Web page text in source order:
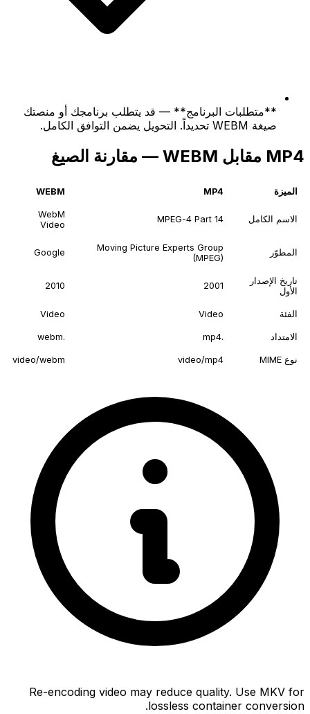
**متطلبات البرنامج** — قد يتطلب برنامجك أو منصتك
صيغة WEBM تحديداً. التحويل يضمن التوافق الكامل.
MP4 مقابل WEBM — مقارنة الصيغ
الميزة MP4
WEBM
الاسم الكامل MPEG-4 Part 14
WebM
Video
المطوّر
Moving Picture Experts Group
(MPEG)
Google
تاريخ الإصدار
الأول
2001
2010
الفئة Video
Video
الامتداد .mp4
.webm
نوع MIME video/mp4
video/webm
Re-encoding video may reduce quality. Use MKV for
lossless container conversion.